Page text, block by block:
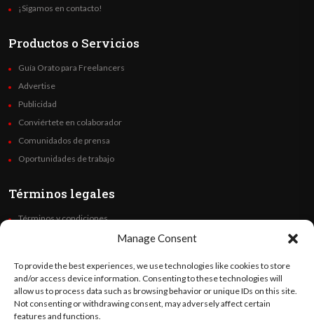
Manage Consent
To provide the best experiences, we use technologies like cookies to store
and/or access device information. Consenting to these technologies will
allow us to process data such as browsing behavior or unique IDs on this site.
Not consenting or withdrawing consent, may adversely affect certain
features and functions.
¡Sigamos en contacto!
Productos o Servicios
Guía Orato para Freelancers
Advertise
Publicidad
Conviértete en colaborador
Comunidados de prensa
Oportunidades de trabajo
Términos legales
Términos y condiciones
Code of Ethics
Síguenos